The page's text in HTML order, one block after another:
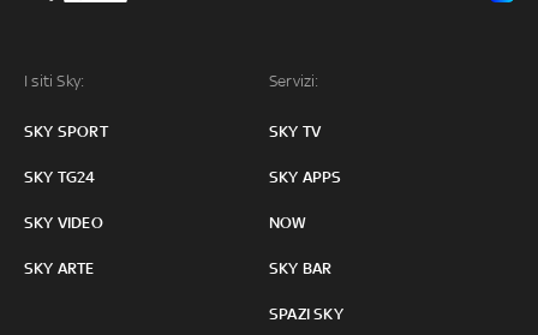
I siti Sky:
SKY SPORT
SKY TG24
SKY VIDEO
SKY ARTE
Servizi:
SKY TV
SKY APPS
NOW
SKY BAR
SPAZI SKY